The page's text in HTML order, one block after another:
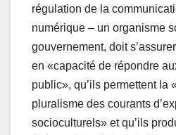
régulation de la
numérique – un organisme
gouvernement, doit
en «capacité de répondre
public», qu’ils permettent la
pluralisme des courants
socioculturels» et qu’ils